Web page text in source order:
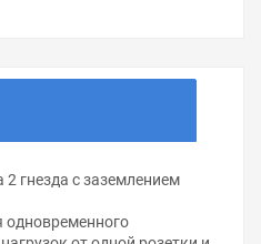
2 гнезда с заземлением
одновременного